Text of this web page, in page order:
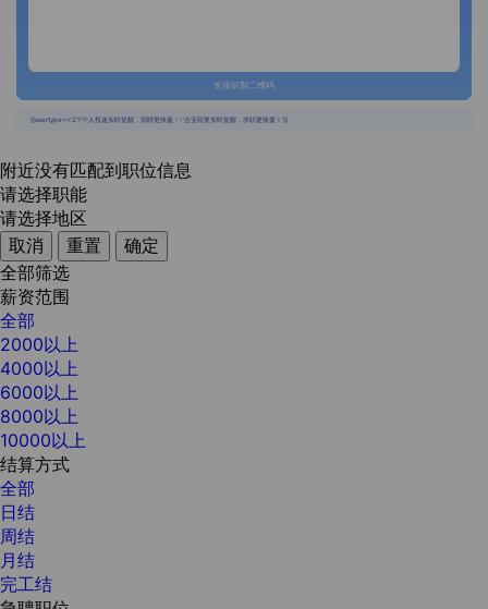
长按识别二维码
{{usertype=='2'?'个人投递实时提醒，招聘更快捷！':'企业回复实时提醒，求职更快捷！'}}
附近没有匹配到职位信息
请选择职能
请选择地区
取消
重置
确定
全部筛选
薪资范围
全部
2000以上
4000以上
6000以上
8000以上
10000以上
结算方式
全部
日结
周结
月结
完工结